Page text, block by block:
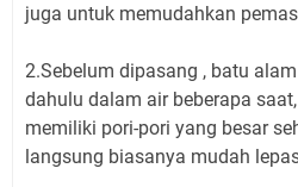
juga untuk memudahkan
2.Sebelum dipasang , batu
dahulu dalam air beberapa
memiliki pori-pori yang besar
langsung biasanya mudah